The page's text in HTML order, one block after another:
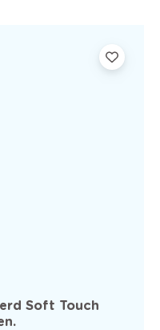
Soft Touch